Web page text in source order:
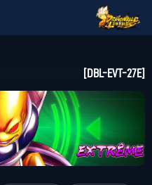
[DBL-EVT-27E]